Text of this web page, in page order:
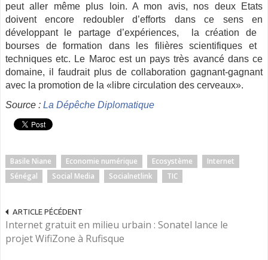
peut aller même plus loin. A mon avis, nos deux Etats
doivent encore redoubler d’efforts dans ce sens en
développant le partage d’expériences, la création de​ ​
bourses​ ​de​ ​formation​ ​dans​ ​les​ ​filières​ ​scientifiques​ ​et​ ​
techniques​ ​etc. Le Maroc est un pays très avancé dans ce
domaine, il faudrait plus de collaboration gagnant-gagnant
avec la promotion de la «libre circulation des cerveaux​».
Source : La Dépêche Diplomatique
Basile Niane Economie numérique Ecosystème
Internet
Sénégal
Social Media Socialnetlink TIC
ARTICLE PÉCÉDENT
Internet gratuit en milieu urbain : Sonatel lance le
projet WifiZone à Rufisque